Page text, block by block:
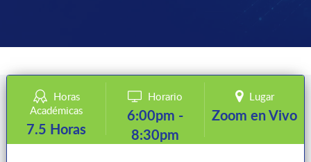
Horas
Académicas
7.5 Horas
Horario
6:00pm -
8:30pm
Lugar
Zoom en Vivo